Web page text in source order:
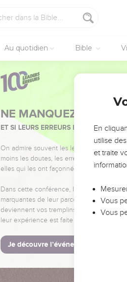
Au quotidien Bible
NE MANQUEZ PAS
ET SI LEURS ERREURS POUVAIENT
On admire souvent les leaders pour leurs
moins les doutes, les erreurs et les
elles qui les ont façonnés.
Dans cette conférence, leaders,
marquantes de leur parcours et les clés
deviennent vos tremplins. Que vous
leur expérience est faite pour vous.
Je découvre l’événement
En
utilise
et traite
Vous
Vous